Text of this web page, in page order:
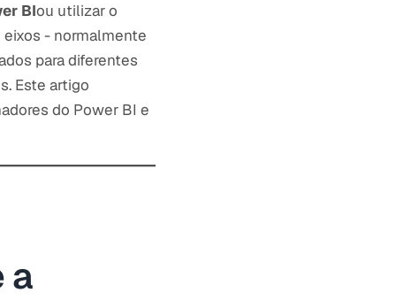
BIou utilizar o
eixos - normalmente
para diferentes
Este artigo
do Power BI e
a